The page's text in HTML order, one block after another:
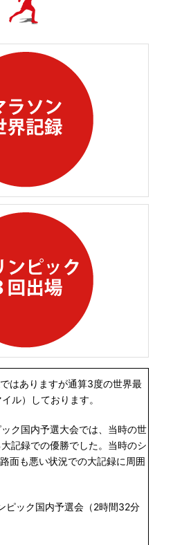
はありますが通算3度の世界最
ル）しております。
ク国内予選大会では、当時の世
記録での優勝でした。当時のシ
面も悪い状況での大記録に周囲
ック国内予選会（2時間32分